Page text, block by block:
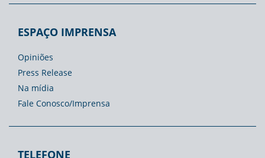
ESPAÇO IMPRENSA
Opiniões
Press Release
Na mídia
Fale Conosco/Imprensa
TELEFONE